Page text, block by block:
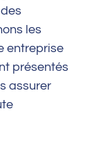
les
entreprise
présentés
assurer